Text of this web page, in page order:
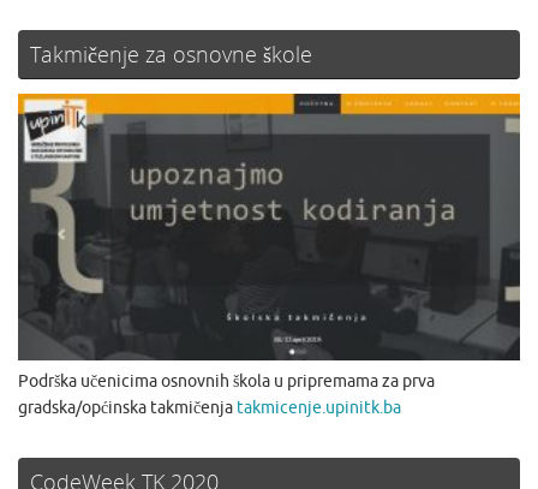
Takmičenje za osnovne škole
Podrška učenicima osnovnih škola u pripremama za prva
gradska/općinska takmičenja takmicenje.upinitk.ba
CodeWeek TK 2020